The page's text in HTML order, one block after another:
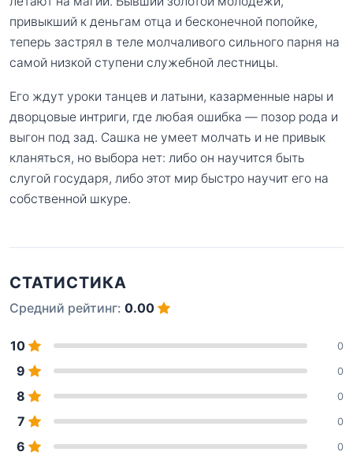
привыкший к деньгам отца и бесконечной попойке,
теперь застрял в теле молчаливого сильного парня на
самой низкой ступени служебной лестницы.
Его ждут уроки танцев и латыни, казарменные нары и
дворцовые интриги, где любая ошибка — позор рода и
выгон под зад. Сашка не умеет молчать и не привык
кланяться, но выбора нет: либо он научится быть
слугой государя, либо этот мир быстро научит его на
собственной шкуре.
СТАТИСТИКА
Средний рейтинг: 0.00
10 0
9 0
8 0
7 0
6 0